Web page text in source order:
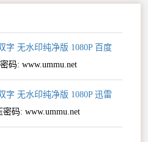
字 无水印纯净版 1080P 百度
码: www.ummu.net
字 无水印纯净版 1080P 迅雷
密码: www.ummu.net